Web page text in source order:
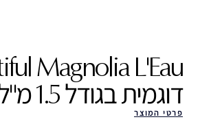
Magnolia L'Eau
דוגמית בגודל 1.5 מ"ל ‎
פרטי המוצר